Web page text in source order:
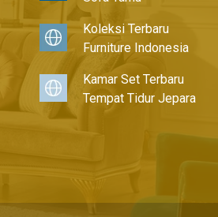
Koleksi Terbaru
Furniture Indonesia
Kamar Set Terbaru
Tempat Tidur Jepara